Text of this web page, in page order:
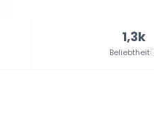
1,3k
Beliebtheit